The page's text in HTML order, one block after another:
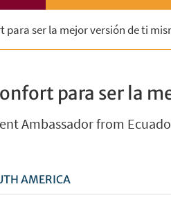
para ser la mejor versión de ti
para ser la
Ambassador from
AMERICA